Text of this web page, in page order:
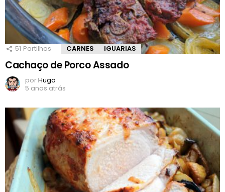
51 Partilhas CARNES IGUARIAS
Cachaço de Porco Assado
porHugo
5 anos atrás